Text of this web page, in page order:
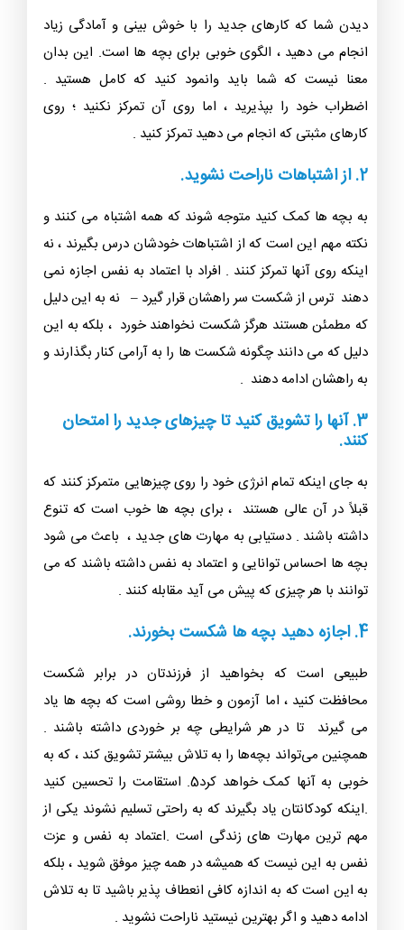
دیدن شما که کارهای جدید را با خوش بینی و آمادگی زیاد
انجام می دهید ، الگوی خوبی برای بچه ها است. این بدان
معنا نیست که شما باید وانمود کنید که کامل هستید .
اضطراب خود را بپذیرید ، اما روی آن تمرکز نکنید ؛ روی
کارهای مثبتی که انجام می دهید تمرکز کنید .
2. از اشتباهات ناراحت نشوید.
به بچه ها کمک کنید متوجه شوند که همه اشتباه می کنند و
نکته مهم این است که از اشتباهات خودشان درس بگیرند ، نه
اینکه روی آنها تمرکز کنند . افراد با اعتماد به نفس اجازه نمی
دهند ترس از شکست سر راهشان قرار گیرد – نه به این دلیل
که مطمئن هستند هرگز شکست نخواهند خورد ، بلکه به این
دلیل که می دانند چگونه شکست ها را به آرامی کنار بگذارند و
به راهشان ادامه دهند .
3. آنها را تشویق کنید تا چیزهای جدید را امتحان
کنند.
به جای اینکه تمام انرژی خود را روی چیزهایی متمرکز کنند که
قبلاً در آن عالی هستند ، برای بچه ها خوب است که تنوع
داشته باشند . دستیابی به مهارت های جدید ، باعث می شود
بچه ها احساس توانایی و اعتماد به نفس داشته باشند که می
توانند با هر چیزی که پیش می آید مقابله کنند .
4. اجازه دهید بچه ها شکست بخورند.
طبیعی است که بخواهید از فرزندتان در برابر شکست
محافظت کنید ، اما آزمون و خطا روشی است که بچه ها یاد
می گیرند تا در هر شرایطی چه بر خوردی داشته باشند .
همچنین می‌تواند بچه‌ها را به تلاش بیشتر تشویق کند ، که به
خوبی به آنها کمک خواهد کرد5. استقامت را تحسین کنید
.اینکه کودکانتان یاد بگیرند که به راحتی تسلیم نشوند یکی از
مهم ترین مهارت های زندگی است .اعتماد به نفس و عزت
نفس به این نیست که همیشه در همه چیز موفق شوید ، بلکه
به این است که به اندازه کافی انعطاف پذیر باشید تا به تلاش
ادامه دهید و اگر بهترین نیستید ناراحت نشوید .